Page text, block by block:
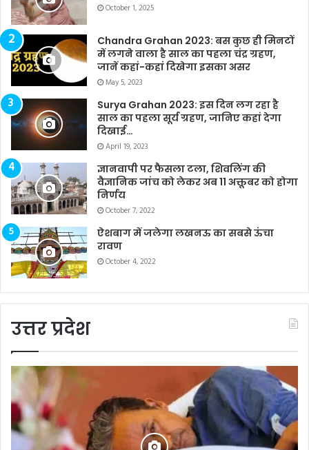
October 1, 2025
Chandra Grahan 2023: बस कुछ ही मिनटों
में लगने वाला है साल का पहला चंद्र ग्रहण,
जानें कहां-कहां दिखेगा इसका असर
May 5, 2023
Surya Grahan 2023: इस दिन लग रहा है
साल का पहला सूर्य ग्रहण, जानिए कहां देगा
दिखाई…
April 19, 2023
ज्ञानवापी पर फैसला टला, शिवलिंग की
वैज्ञानिक जांच को लेकर अब 11 अक्तूबर को होगा
निर्णय
October 7, 2022
ऐशबाग में जलेगा लखनऊ का सबसे ऊंचा
रावण
October 4, 2022
उत्तर प्रदेश